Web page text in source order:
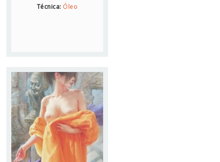
Técnica: Óleo
TUNICA AMARILLA
Tamaño: 65 x 92
Técnica: Óleo